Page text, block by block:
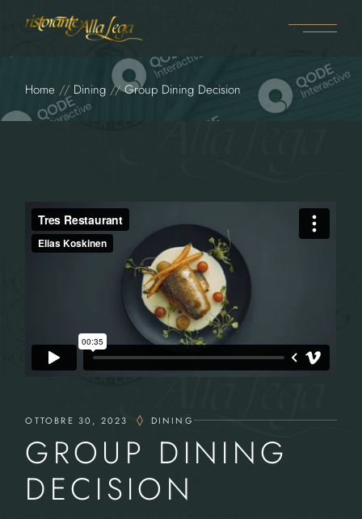
Home Dining Group Dining Decision
OTTOBRE 30, 2023 DINING
GROUP DINING
DECISION